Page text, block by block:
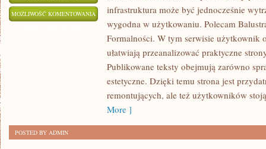
MOŻLIWOŚĆ KOMENTOWANIA BALKONY
TARASY
infrastruktura może być jednocześnie
wygodna w użytkowaniu. Polecam
Formalności. W tym serwisie użytkownik
ułatwiają przeanalizować praktyczne
Publikowane teksty obejmują zarówno
estetyczne. Dzięki temu strona jest
remontujących, ale też użytkowników
More ]
POSTED BY ADMIN